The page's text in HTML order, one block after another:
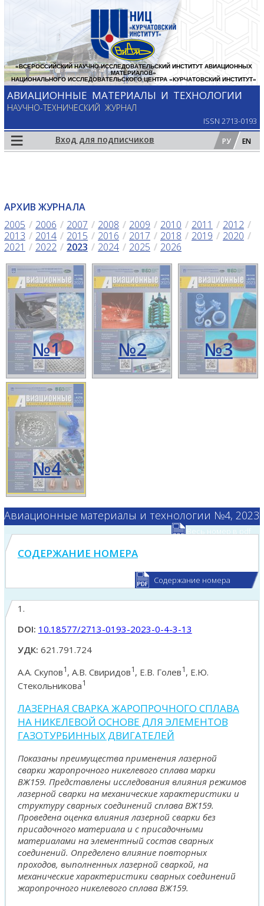
Перейти к основному содержанию
«ВСЕРОССИЙСКИЙ НАУЧНО-ИССЛЕДОВАТЕЛЬСКИЙ ИНСТИТУТ АВИАЦИОННЫХ
МАТЕРИАЛОВ»
НАЦИОНАЛЬНОГО ИССЛЕДОВАТЕЛЬСКОГО ЦЕНТРА «КУРЧАТОВСКИЙ ИНСТИТУТ»
АВИАЦИОННЫЕ МАТЕРИАЛЫ И ТЕХНОЛОГИИ
НАУЧНО-ТЕХНИЧЕСКИЙ ЖУРНАЛ
ISSN 2713-0193
≡ РУ EN
Вход для подписчиков
АРХИВ ЖУРНАЛА
2005
2006 2007 2008 2009 2010 2011
2012
2013
2014 2015 2016 2017 2018 2019
2020
2021
2022 2023 2024 2025 2026
№1 №2 №3
№4
Авиационные материалы и технологии №4, 2023
Весь номер в pdf
СОДЕРЖАНИЕ НОМЕРА
Содержание номера
1.
DOI: 10.18577/2713-0193-2023-0-4-3-13
УДК: 621.791.724
А.А. Скупов1, А.В. Свиридов1, Е.В. Голев1, Е.Ю.
Стекольникова1
ЛАЗЕРНАЯ СВАРКА ЖАРОПРОЧНОГО СПЛАВА
НА НИКЕЛЕВОЙ ОСНОВЕ ДЛЯ ЭЛЕМЕНТОВ
ГАЗОТУРБИННЫХ ДВИГАТЕЛЕЙ
Показаны преимущества применения лазерной
сварки жаропрочного никелевого сплава марки
ВЖ159. Представлены исследования влияния режимов
лазерной сварки на механические характеристики и
структуру сварных соединений сплава ВЖ159.
Проведена оценка влияния лазерной сварки без
присадочного материала и с присадочными
материалами на элементный состав сварных
соединений. Определено влияние повторных
проходов, выполненных лазерной сваркой, на
механические характеристики сварных соединений
жаропрочного никелевого сплава ВЖ159.